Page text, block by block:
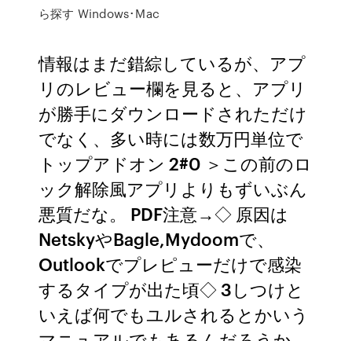
ら探す Windows･Mac
情報はまだ錯綜しているが、アプ
リのレビュー欄を見ると、アプリ
が勝手にダウンロードされただけ
でなく、多い時には数万円単位で
トップアドオン 2#0 ＞この前のロ
ック解除風アプリよりもずいぶん
悪質だな。 PDF注意→◇ 原因は
NetskyやBagle,Mydoomで、
Outlookでプレピューだけで感染
するタイプが出た頃◇ 3しつけと
いえば何でもユルされるとかいう